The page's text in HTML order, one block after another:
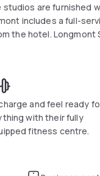
studios are furnished
includes a full-
the hotel. Longmont
and feel ready
with their fully
fitness centre.